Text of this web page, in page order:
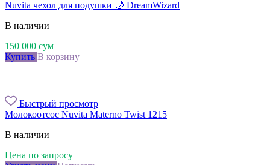
Nuvita чехол для подушки 🌙 DreamWizard
В наличии
150 000 сум
Купить В корзину
Быстрый просмотр
Молокоотсос Nuvita Materno Twist 1215
В наличии
Цена по запросу